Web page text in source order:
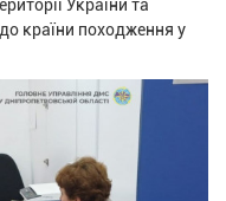
України та
країни походження у